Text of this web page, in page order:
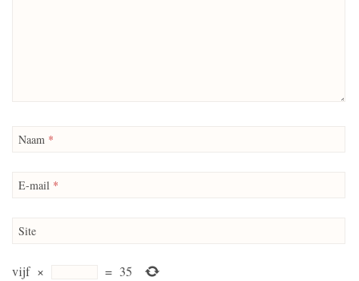
Naam *
E-mail *
Site
vijf × = 35